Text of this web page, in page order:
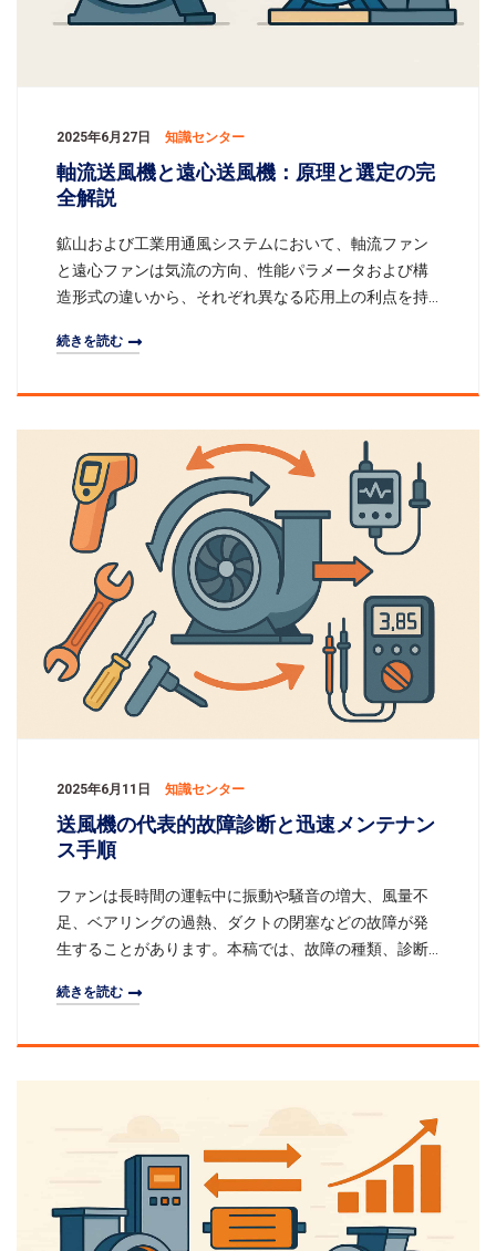
2025年6月27日 知識センター
軸流送風機と遠心送風機：原理と選定の完
全解説
鉱山および工業用通風システムにおいて、軸流ファン
と遠心ファンは気流の方向、性能パラメータおよび構
造形式の違いから、それぞれ異なる応用上の利点を持
選択時の要点、典型的な応用シーンについてシステマ
一、作動原理の比較軸流ファン気流がファン軸方向に
沿って直線的に通
続きを読む
2025年6月11日 知識センター
送風機の代表的故障診断と迅速メンテナン
ス手順
ファンは長時間の運転中に振動や騒音の増大、風量不
足、ベアリングの過熱、ダクトの閉塞などの故障が発
生することがあります。本稿では、故障の種類、診断
エンジニアや保守担当者が問題を効率よく特定し対処
ランスの不良、基礎ボルトの緩み、カップリングの摩
続きを読む